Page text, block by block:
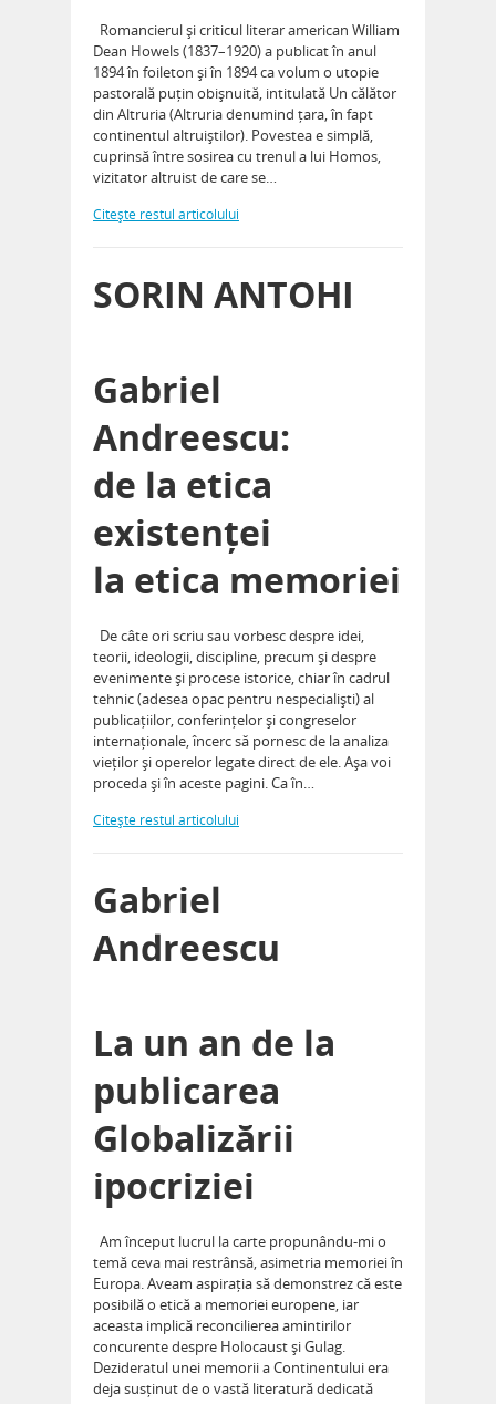
Romancierul și criticul literar american William
Dean Howels (1837–1920) a publicat în anul
1894 în foileton și în 1894 ca volum o utopie
pastorală puțin obișnuită, intitulată Un călător
din Altruria (Altruria denumind țara, în fapt
continentul altruiștilor). Povestea e simplă,
cuprinsă între sosirea cu trenul a lui Homos,
vizitator altruist de care se…
Citeşte restul articolului
SORIN ANTOHI
Gabriel
Andreescu:
de la etica
existenței
la etica memoriei
De câte ori scriu sau vorbesc despre idei,
teorii, ideologii, discipline, precum și despre
evenimente și procese istorice, chiar în cadrul
tehnic (adesea opac pentru nespecialiști) al
publicațiilor, conferințelor și congreselor
internaționale, încerc să pornesc de la analiza
vieților și operelor legate direct de ele. Așa voi
proceda și în aceste pagini. Ca în…
Citeşte restul articolului
Gabriel
Andreescu
La un an de la
publicarea
Globalizării
ipocriziei
Am început lucrul la carte propunându-mi o
temă ceva mai restrânsă, asimetria memoriei în
Europa. Aveam aspirația să demonstrez că este
posibilă o etică a memoriei europene, iar
aceasta implică reconcilierea amintirilor
concurente despre Holocaust și Gulag.
Dezideratul unei memorii a Continentului era
deja susținut de o vastă literatură dedicată